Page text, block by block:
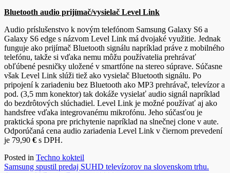
Bluetooth audio prijímač/vysielač Level Link
Audio príslušenstvo k novým telefónom Samsung Galaxy S6 a
Galaxy S6 edge s názvom Level Link má dvojaké využitie. Jednak
funguje ako prijímač Bluetooth signálu napríklad práve z mobilného
telefónu, takže si vďaka nemu môžu používatelia prehrávať
obľúbené pesničky uložené v smartfóne na stereo súprave. Súčasne
však Level Link slúži tiež ako vysielač Bluetooth signálu. Po
pripojení k zariadeniu bez Bluetooth ako MP3 prehrávač, televízor a
pod. (3,5 mm konektor) tak dokáže vysielať audio signál napríklad
do bezdrôtových slúchadiel. Level Link je možné používať aj ako
handsfree vďaka integrovanému mikrofónu. Jeho súčasťou je
praktická spona pre prichytenie napríklad na slnečnej clone v aute.
Odporúčaná cena audio zariadenia Level Link v čiernom prevedení
je 79,90 € s DPH.
Posted in Techno kokteil
Navigácia
Samsung spustil predaj SUHD televízorov na slovenskom trhu.